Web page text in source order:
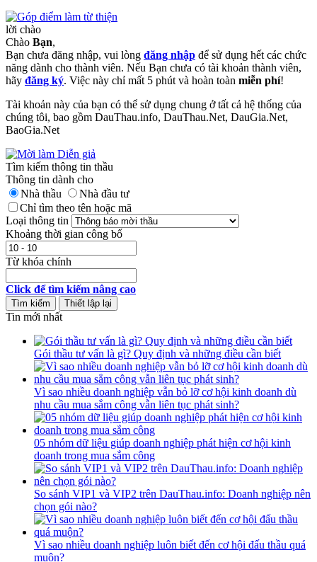
lời chào
Chào Bạn,
Bạn chưa đăng nhập, vui lòng đăng nhập để sử dụng hết các chức
năng dành cho thành viên. Nếu Bạn chưa có tài khoản thành viên,
hãy đăng ký. Việc này chỉ mất 5 phút và hoàn toàn miễn phí!
Tài khoản này của bạn có thể sử dụng chung ở tất cả hệ thống của
chúng tôi, bao gồm DauThau.info, DauThau.Net, DauGia.Net,
BaoGia.Net
Tìm kiếm thông tin thầu
Thông tin dành cho
Nhà thầu
Nhà đầu tư
Chỉ tìm theo tên hoặc mã
Loại thông tin
Khoảng thời gian công bố
Từ khóa chính
Click để tìm kiếm nâng cao
Tin mới nhất
Gói thầu tư vấn là gì? Quy định và những điều cần biết
Vì sao nhiều doanh nghiệp vẫn bỏ lỡ cơ hội kinh doanh dù
nhu cầu mua sắm công vẫn liên tục phát sinh?
05 nhóm dữ liệu giúp doanh nghiệp phát hiện cơ hội kinh
doanh trong mua sắm công
So sánh VIP1 và VIP2 trên DauThau.info: Doanh nghiệp nên
chọn gói nào?
Vì sao nhiều doanh nghiệp luôn biết đến cơ hội đấu thầu quá
muộn?